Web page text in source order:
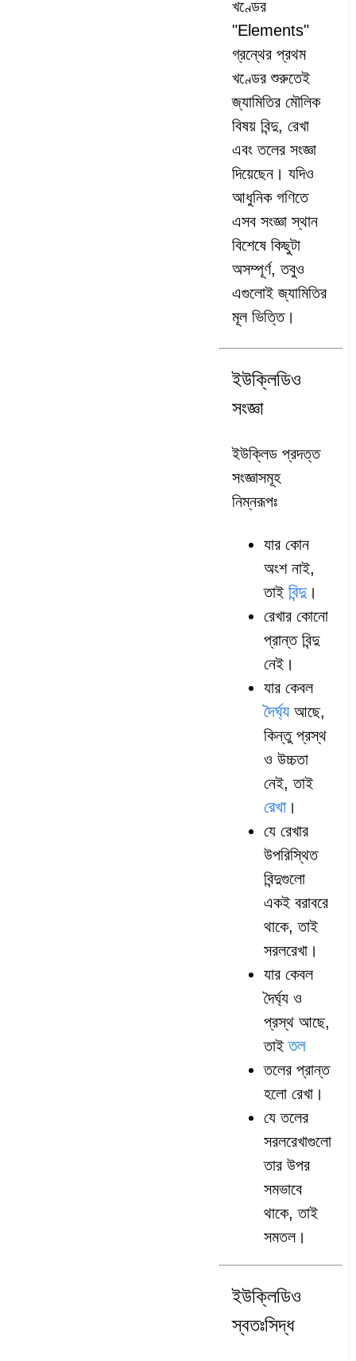
খণ্ডের
"Elements"
গ্রন্থের প্রথম
খণ্ডের শুরুতেই
জ্যামিতির মৌলিক
বিষয় বিন্দু, রেখা
এবং তলের সংজ্ঞা
দিয়েছেন। যদিও
আধুনিক গণিতে
এসব সংজ্ঞা স্থান
বিশেষে কিছুটা
অসম্পূর্ণ, তবুও
এগুলোই জ্যামিতির
মূল ভিত্তি।
ইউক্লিডিও
সংজ্ঞা
ইউক্লিড প্রদত্ত
সংজ্ঞাসমূহ
নিম্নরূপঃ
যার কোন
অংশ নাই,
তাই বিন্দু।
রেখার কোনো
প্রান্ত বিন্দু
নেই।
যার কেবল
দৈর্ঘ্য আছে,
কিন্তু প্রস্থ
ও উচ্চতা
নেই, তাই
রেখা ।
যে রেখার
উপরিস্থিত
বিন্দুগুলো
একই বরাবরে
থাকে, তাই
সরলরেখা।
যার কেবল
দৈর্ঘ্য ও
প্রস্থ আছে,
তাইতল
তলের প্রান্ত
হলো রেখা।
যে তলের
সরলরেখাগুলো
তার উপর
সমভাবে
থাকে, তাই
সমতল।
ইউক্লিডিও
স্বতঃসিদ্ধ